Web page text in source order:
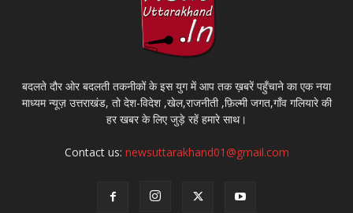
बदलते दौर ओर बदलती तकनीकों के इस युग में आप तक ख़बरें पहुँचाने का एक नया
माध्यम न्यूज़ उत्तराखंड, तो देश-विदेश ,खेल,राजनीती ,फ़िल्मी जगत,गाँव गलियारे की
हर खबर के लिए जुड़े रहें हमारे साथ।
Contact us: newsuttarakhand01@gmail.com